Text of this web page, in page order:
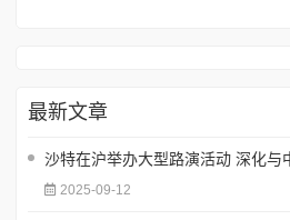
最新文章
沙特在沪举办大型路演活动 深化与
2025-09-12